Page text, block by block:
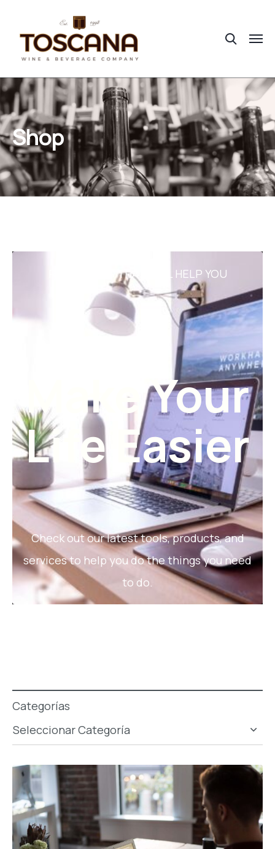
Shop
RESOURCES THAT WILL HELP YOU
Make Your
Life Easier
Check out our latest tools, products, and
services to help you do the things you need
to do.
Categorías